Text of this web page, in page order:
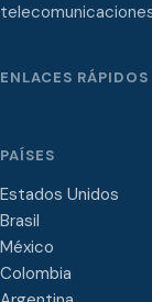
ENLACES RÁPIDOS
PAÍSES
Estados Unidos
Brasil
México
Colombia